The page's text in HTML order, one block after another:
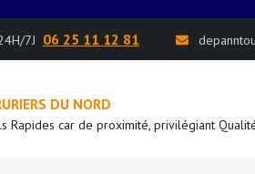
7J 06 25 11 12 81
DU NORD
Rapides car de proximité, privilégiant